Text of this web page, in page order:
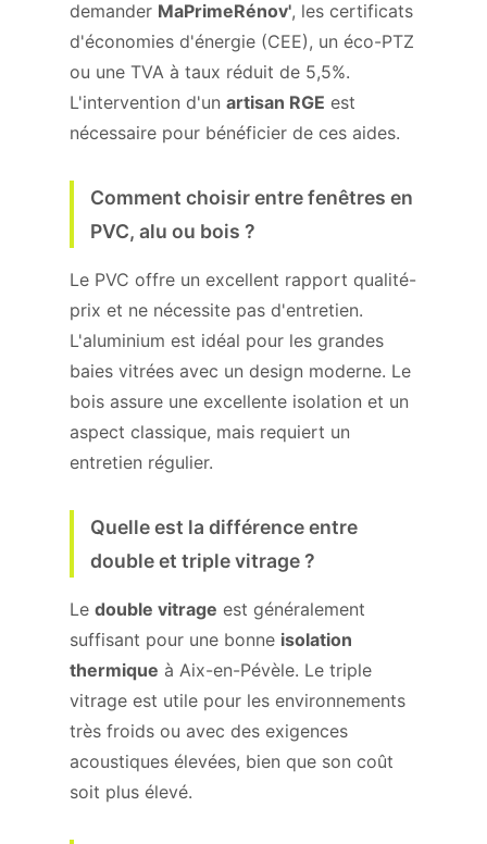
demander MaPrimeRénov', les certificats
d'économies d'énergie (CEE), un éco-PTZ
ou une TVA à taux réduit de 5,5%.
L'intervention d'un artisan RGE est
nécessaire pour bénéficier de ces aides.
Comment choisir entre fenêtres en
PVC, alu ou bois ?
Le PVC offre un excellent rapport qualité-
prix et ne nécessite pas d'entretien.
L'aluminium est idéal pour les grandes
baies vitrées avec un design moderne. Le
bois assure une excellente isolation et un
aspect classique, mais requiert un
entretien régulier.
Quelle est la différence entre
double et triple vitrage ?
Le double vitrage est généralement
suffisant pour une bonne isolation
thermique à Aix-en-Pévèle. Le triple
vitrage est utile pour les environnements
très froids ou avec des exigences
acoustiques élevées, bien que son coût
soit plus élevé.